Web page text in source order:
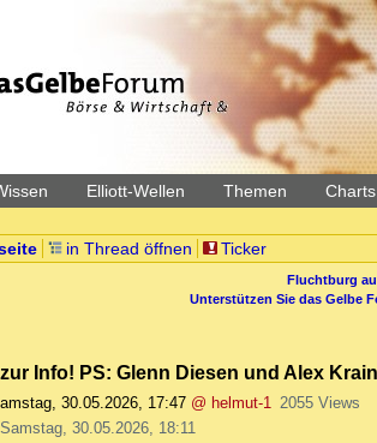
Elliott-Wellen Themen
in Thread öffnen Ticker
Fluchtburg
Unterstützen Sie das Gelbe
Info! PS: Glenn Diesen und Alex
30.05.2026, 17:47 @ helmut-1 2055 Views
30.05.2026, 18:11